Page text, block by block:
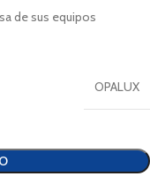
de sus equipos
OPALUX